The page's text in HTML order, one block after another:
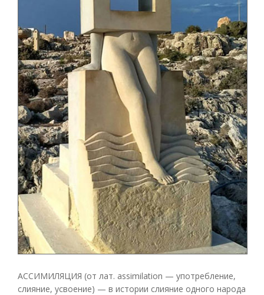
АССИМИЛЯЦИЯ (от лат. assimilation — употребление,
слияние, усвоение) — в истории слияние одного народа